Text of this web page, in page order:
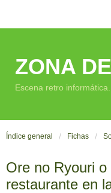
ZONA
Escena retro
Índice general Fichas
Ore no Ryouri
restaurante en